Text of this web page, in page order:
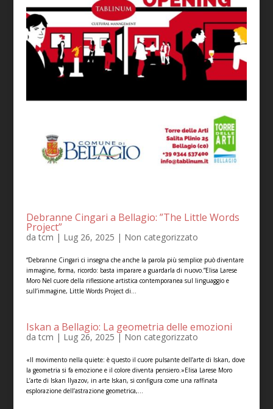
Debranne Cingari a Bellagio: ”The Little Words
Project”
datcm | Lug 26, 2025 | Non categorizzato
“Debranne Cingari ci insegna che anche la parola più semplice può diventare
immagine, forma, ricordo: basta imparare a guardarla di nuovo.”Elisa Larese
Moro Nel cuore della riflessione artistica contemporanea sul linguaggio e
sull’immagine, Little Words Project di...
Iskan a Bellagio: La geometria delle emozioni
datcm | Lug 26, 2025 | Non categorizzato
«Il movimento nella quiete: è questo il cuore pulsante dell’arte di Iskan, dove
la geometria si fa emozione e il colore diventa pensiero.»Elisa Larese Moro
L’arte di Iskan Ilyazov, in arte Iskan, si configura come una raffinata
esplorazione dell’astrazione geometrica,...